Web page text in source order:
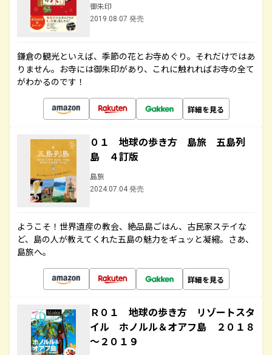
御朱印
2019.08.07 発売
鎌倉の観光といえば、季節の花とお寺めぐり。それだけではあ
りません。お寺には御朱印があり、これに触れればお寺の全て
がわかるのです！
詳細を見る
０１ 地球の歩き方 島旅 五島列
島 ４訂版
島旅
2024.07.04 発売
ようこそ！世界遺産の教会、絶品島ごはん、古民家ステイな
ど、島の人が教えてくれた五島の魅力をギュッと凝縮。さあ、
島旅へ。
詳細を見る
Ｒ０１ 地球の歩き方 リゾートスタ
イル ホノルル＆オアフ島 ２０１８
～２０１９